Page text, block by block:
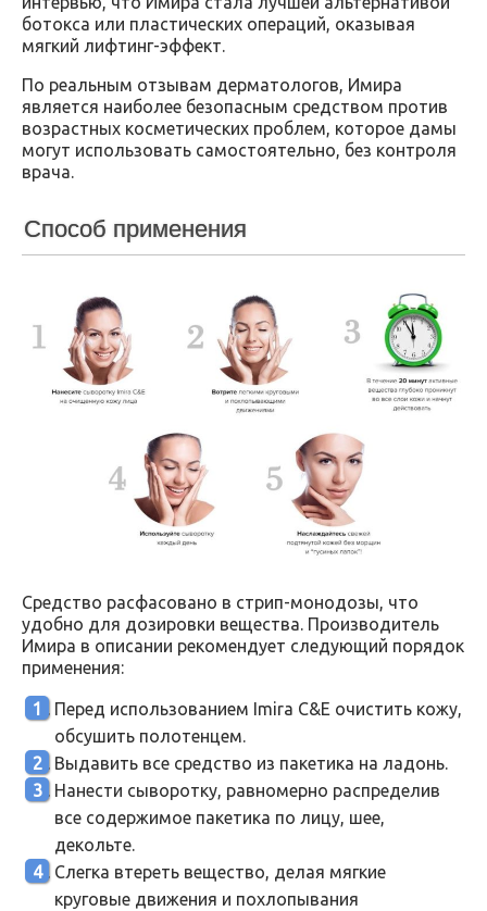
ботокса или пластических операций, оказывая
мягкий лифтинг-эффект.
По реальным отзывам дерматологов, Имира
является наиболее безопасным средством против
возрастных косметических проблем, которое дамы
могут использовать самостоятельно, без контроля
врача.
Способ применения
Средство расфасовано в стрип-монодозы, что
удобно для дозировки вещества. Производитель
Имира в описании рекомендует следующий порядок
применения:
Перед использованием Imira C&E очистить кожу,
обсушить полотенцем.
Выдавить все средство из пакетика на ладонь.
Нанести сыворотку, равномерно распределив
все содержимое пакетика по лицу, шее,
декольте.
Слегка втереть вещество, делая мягкие
круговые движения и похлопывания